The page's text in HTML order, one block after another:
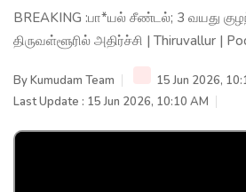
BREAKING :பா*யல் சீண்டல்; 3 வயது
திருவள்ளூரில் அதிர்ச்சி | Thiruvallur |
ByKumudam Team
15 Jun 2026,
Last Update : 15 Jun 2026, 10:10 AM